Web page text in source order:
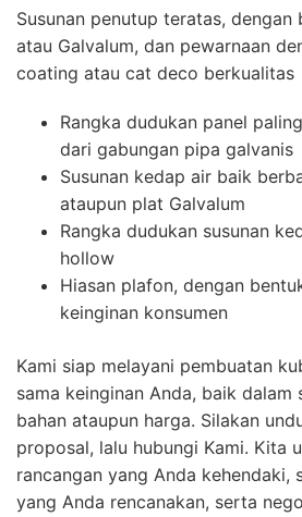
Susunan penutup teratas, dengan
atau Galvalum, dan pewarnaan
coating atau cat deco berkualitas
Rangka dudukan panel
dari gabungan pipa galvanis
Susunan kedap air baik
ataupun plat Galvalum
Rangka dudukan susunan
hollow
Hiasan plafon, dengan
keinginan konsumen
Kami siap melayani pembuatan
sama keinginan Anda, baik dalam
bahan ataupun harga. Silakan
proposal, lalu hubungi Kami. Kita
rancangan yang Anda kehendaki,
yang Anda rencanakan, serta